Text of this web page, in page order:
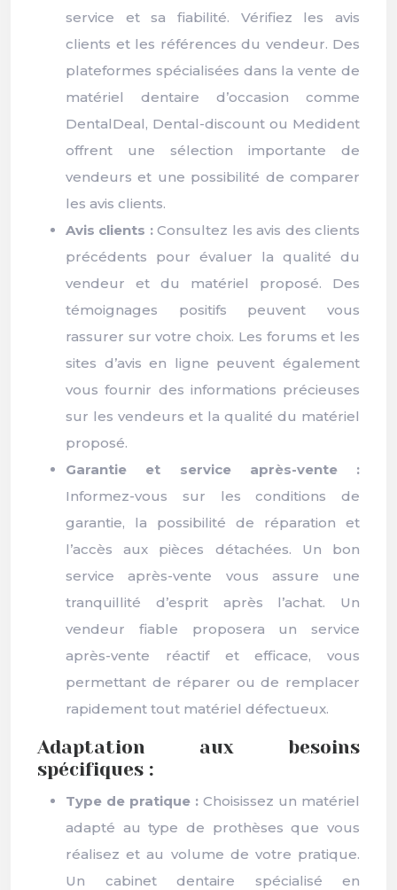
service et sa fiabilité. Vérifiez les avis
clients et les références du vendeur. Des
plateformes spécialisées dans la vente de
matériel dentaire d’occasion comme
DentalDeal, Dental-discount ou Medident
offrent une sélection importante de
vendeurs et une possibilité de comparer
les avis clients.
Avis clients :Consultez les avis des clients
précédents pour évaluer la qualité du
vendeur et du matériel proposé. Des
témoignages positifs peuvent vous
rassurer sur votre choix. Les forums et les
sites d’avis en ligne peuvent également
vous fournir des informations précieuses
sur les vendeurs et la qualité du matériel
proposé.
Garantie et service après-vente :
Informez-vous sur les conditions de
garantie, la possibilité de réparation et
l’accès aux pièces détachées. Un bon
service après-vente vous assure une
tranquillité d’esprit après l’achat. Un
vendeur fiable proposera un service
après-vente réactif et efficace, vous
permettant de réparer ou de remplacer
rapidement tout matériel défectueux.
Adaptation aux besoins
spécifiques :
Type de pratique : Choisissez un matériel
adapté au type de prothèses que vous
réalisez et au volume de votre pratique.
Un cabinet dentaire spécialisé en